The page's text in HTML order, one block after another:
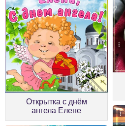
Открытка с днём
ангела Елене